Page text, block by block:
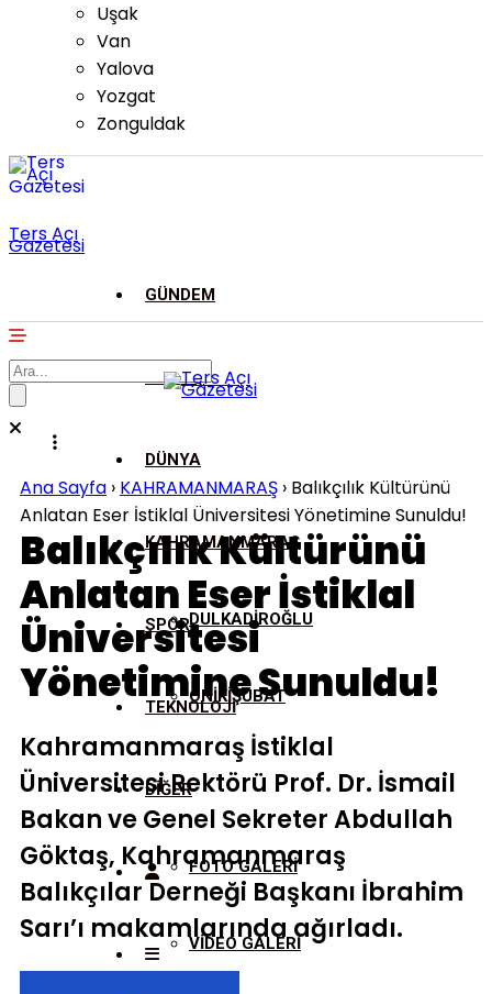
Uşak
Van
Yalova
Yozgat
Zonguldak
Ters Açı
Gazetesi
GÜNDEM
ASAYİŞ
DÜNYA
KAHRAMANMARAŞ
DULKADİROĞLU
ONİKİŞUBAT
SPOR
TEKNOLOJİ
DİĞER
FOTO GALERİ
VİDEO GALERİ
Ana Sayfa › KAHRAMANMARAŞ › Balıkçılık Kültürünü
Anlatan Eser İstiklal Üniversitesi Yönetimine Sunuldu!
Balıkçılık Kültürünü
Anlatan Eser İstiklal
Üniversitesi
Yönetimine Sunuldu!
Kahramanmaraş İstiklal
Üniversitesi Rektörü Prof. Dr. İsmail
Bakan ve Genel Sekreter Abdullah
Göktaş, Kahramanmaraş
Balıkçılar Derneği Başkanı İbrahim
Sarı’ı makamlarında ağırladı.